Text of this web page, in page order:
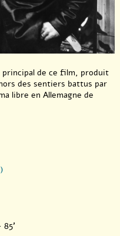
de ce film, produit
des sentiers battus par
libre en Allemagne de
85'